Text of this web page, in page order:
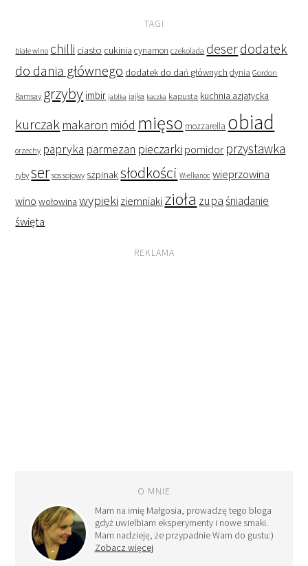
TAGI
białe wino chilli ciasto cukinia cynamon czekolada deserdodatek
do dania głównego dodatek do dań głównych dynia Gordon
Ramsay grzyby imbir jabłka jajka kaczka kapusta kuchnia azjatycka
kurczak makaron miód mięso mozzarella obiad
orzechy papryka parmezan pieczarki pomidor przystawka
ryby ser sos sojowy szpinaksłodkości Wielkanoc wieprzowina
wino wołowina wypieki ziemniaki zioła zupaśniadanie
święta
REKLAMA
O MNIE
Mam na imię Małgosia, prowadzę tego bloga
gdyż uwielbiam eksperymenty i nowe smaki.
Mam nadzieję, że przypadnie Wam do gustu:)
Zobacz więcej